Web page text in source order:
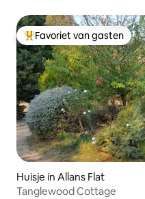
Topfavoriet van gasten
Favoriet van gasten
Huisje in Allans Flat
Tanglewood Cottage